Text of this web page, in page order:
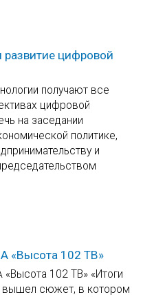
цифровой
получают все
цифровой
на заседании
политике,
и
«Высота 102 ТВ»
102 ТВ» «Итоги
вышел сюжет, в котором